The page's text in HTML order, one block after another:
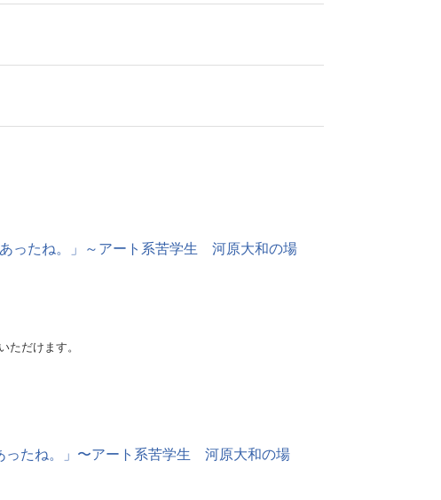
ったね。」～アート系苦学生 河原大和の場
ただけます。
ったね。」〜アート系苦学生 河原大和の場